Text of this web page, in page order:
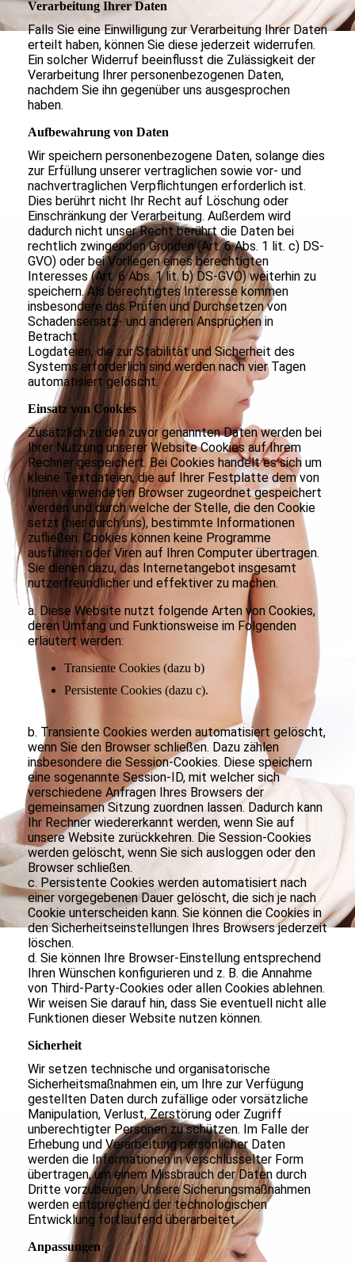
Verarbeitung Ihrer Daten
Falls Sie eine Einwilligung zur Verarbeitung Ihrer Daten
erteilt haben, können Sie diese jederzeit widerrufen.
Ein solcher Widerruf beeinflusst die Zulässigkeit der
Verarbeitung Ihrer personenbezogenen Daten,
nachdem Sie ihn gegenüber uns ausgesprochen
haben.
Aufbewahrung von Daten
Wir speichern personenbezogene Daten, solange dies
zur Erfüllung unserer vertraglichen sowie vor- und
nachvertraglichen Verpflichtungen erforderlich ist.
Dies berührt nicht Ihr Recht auf Löschung oder
Einschränkung der Verarbeitung. Außerdem wird
dadurch nicht unser Recht berührt die Daten bei
rechtlich zwingenden Gründen (Art. 6 Abs. 1 lit. c) DS-
GVO) oder bei Vorliegen eines berechtigten
Interesses (Art. 6 Abs. 1 lit. b) DS-GVO) weiterhin zu
speichern. Als berechtigtes Interesse kommen
insbesondere das Prüfen und Durchsetzen von
Schadensersatz- und anderen Ansprüchen in
Betracht.
Logdateien, die zur Stabilität und Sicherheit des
Systems erforderlich sind werden nach vier Tagen
automatisiert gelöscht.
Einsatz von Cookies
Zusätzlich zu den zuvor genannten Daten werden bei
Ihrer Nutzung unserer Website Cookies auf Ihrem
Rechner gespeichert. Bei Cookies handelt es sich um
kleine Textdateien, die auf Ihrer Festplatte dem von
Ihnen verwendeten Browser zugeordnet gespeichert
werden und durch welche der Stelle, die den Cookie
setzt (hier durch uns), bestimmte Informationen
zufließen. Cookies können keine Programme
ausführen oder Viren auf Ihren Computer übertragen.
Sie dienen dazu, das Internetangebot insgesamt
nutzerfreundlicher und effektiver zu machen.
a. Diese Website nutzt folgende Arten von Cookies,
deren Umfang und Funktionsweise im Folgenden
erläutert werden:
Transiente Cookies (dazu b)
Persistente Cookies (dazu c).
b. Transiente Cookies werden automatisiert gelöscht,
wenn Sie den Browser schließen. Dazu zählen
insbesondere die Session-Cookies. Diese speichern
eine sogenannte Session-ID, mit welcher sich
verschiedene Anfragen Ihres Browsers der
gemeinsamen Sitzung zuordnen lassen. Dadurch kann
Ihr Rechner wiedererkannt werden, wenn Sie auf
unsere Website zurückkehren. Die Session-Cookies
werden gelöscht, wenn Sie sich ausloggen oder den
Browser schließen.
c. Persistente Cookies werden automatisiert nach
einer vorgegebenen Dauer gelöscht, die sich je nach
Cookie unterscheiden kann. Sie können die Cookies in
den Sicherheitseinstellungen Ihres Browsers jederzeit
löschen.
d. Sie können Ihre Browser-Einstellung entsprechend
Ihren Wünschen konfigurieren und z. B. die Annahme
von Third-Party-Cookies oder allen Cookies ablehnen.
Wir weisen Sie darauf hin, dass Sie eventuell nicht alle
Funktionen dieser Website nutzen können.
Sicherheit
Wir setzen technische und organisatorische
Sicherheitsmaßnahmen ein, um Ihre zur Verfügung
gestellten Daten durch zufällige oder vorsätzliche
Manipulation, Verlust, Zerstörung oder Zugriff
unberechtigter Personen zu schützen. Im Falle der
Erhebung und Verarbeitung persönlicher Daten
werden die Informationen in verschlüsselter Form
übertragen, um einem Missbrauch der Daten durch
Dritte vorzubeugen. Unsere Sicherungsmaßnahmen
werden entsprechend der technologischen
Entwicklung fortlaufend überarbeitet.
Anpassungen